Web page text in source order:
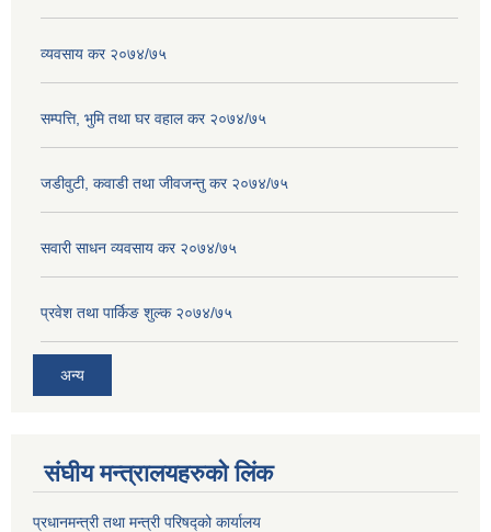
व्यवसाय कर २०७४/७५
सम्पत्ति, भुमि तथा घर वहाल कर २०७४/७५
जडीवुटी, कवाडी तथा जीवजन्तु कर २०७४/७५
सवारी साधन व्यवसाय कर २०७४/७५
प्रवेश तथा पार्किङ शुल्क २०७४/७५
अन्य
संघीय मन्त्रालयहरुको लिंक
प्रधानमन्त्री तथा मन्त्री परिषद्को कार्यालय